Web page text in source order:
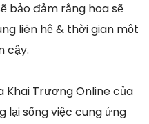
bảo đảm rằng hoa sẽ
liên hệ & thời gian một
cậy.
Khai Trương Online của
lại sống việc cung ứng